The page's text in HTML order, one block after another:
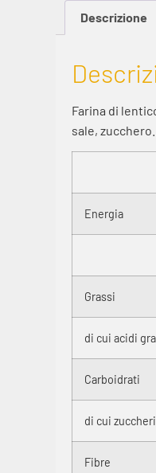
Descrizione
Farina di
sale, zucchero.
Energia
Grassi
di cui acidi
Carboidrati
di cui zuccheri
Fibre